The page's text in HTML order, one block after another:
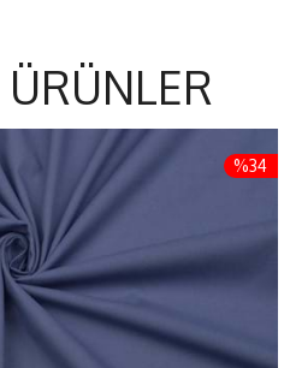
ÜRÜNLER
%34